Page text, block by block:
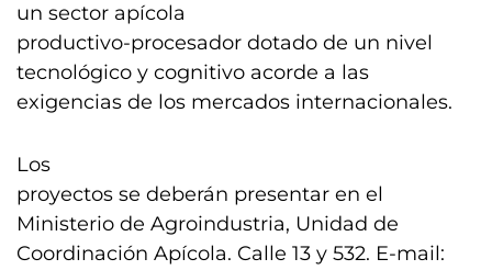
un sector apícola
productivo-procesador dotado de un nivel
tecnológico y cognitivo acorde a las
exigencias de los mercados internacionales.
Los
proyectos se deberán presentar en el
Ministerio de Agroindustria, Unidad de
Coordinación Apícola. Calle 13 y 532. E-mail: